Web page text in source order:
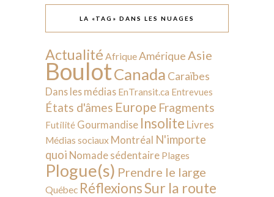
LA «TAG» DANS LES NUAGES
Actualité AfriqueAmérique Asie
BoulotCanada Caraïbes
Dans les médias EnTransit.ca Entrevues
États d'âmes Europe Fragments
Futilité Gourmandise Insolite Livres
Médias sociaux Montréal N'importe
quoi Nomade sédentaire Plages
Plogue(s) Prendre le large
Québec RéflexionsSur la route